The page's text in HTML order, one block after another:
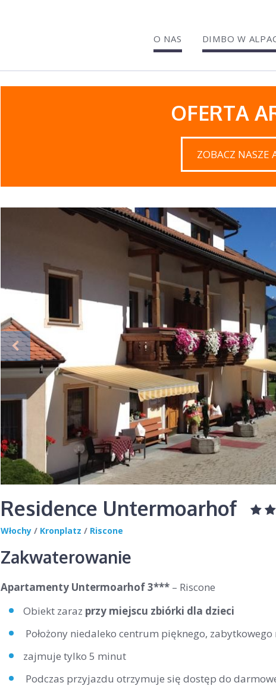
O NAS DIMBO W
OFERTA
ZOBACZ NASZE
Residence Untermoarhof
Włochy / Kronplatz / Riscone
Zakwaterowanie
Apartamenty Untermoarhof 3*** – Riscone
Obiekt zaraz przy miejscu zbiórki dla dzieci
Położony niedaleko centrum pięknego,
zajmuje tylko 5 minut
Podczas przyjazdu otrzymuje się dostęp do